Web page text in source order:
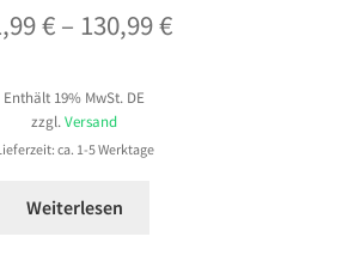
€ – 130,99€Preisspanne:
Enthält 19% MwSt. DE
zzgl.Versand
ca. 1-5 Werktage
Weiterlesen